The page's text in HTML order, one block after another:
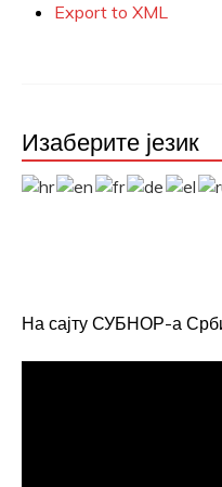
Export to XML
Изаберите језик
На сајту СУБНОР-а